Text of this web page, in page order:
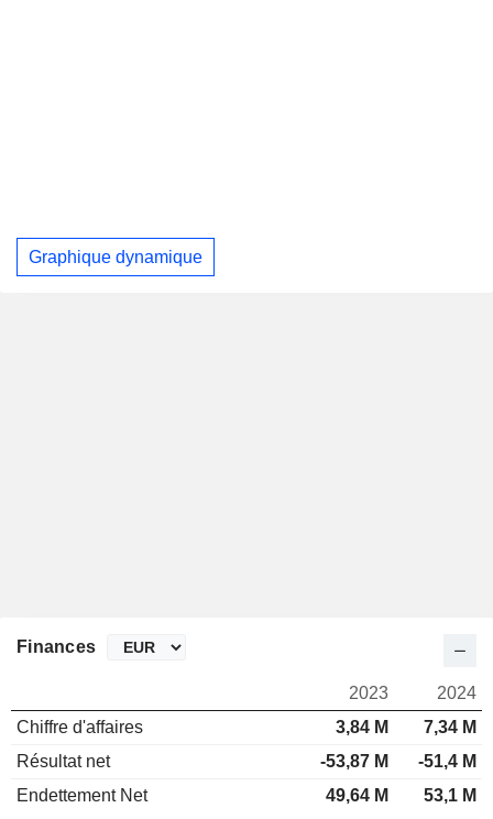
Graphique dynamique
Finances
2023
2024
Chiffre d'affaires
3,84 M
7,34 M
Résultat net
-53,87 M
-51,4 M
Endettement Net
49,64 M 53,1 M